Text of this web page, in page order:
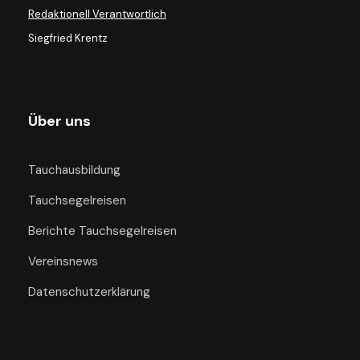
Redaktionell Verantwortlich
Siegfried Krentz
Über uns
Tauchausbildung
Tauchsegelreisen
Berichte Tauchsegelreisen
Vereinsnews
Datenschutzerklärung